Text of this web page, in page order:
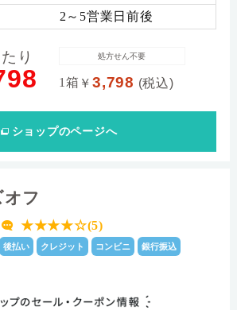
2～5営業日前後
り
1箱 ￥3,798 (税込)
処方せん不要
ショップのページへ
フ
★★★★☆(5)
後払い クレジット コンビニ 銀行振込